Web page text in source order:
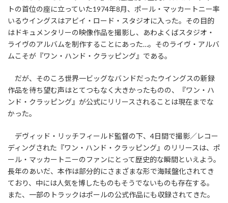
トの首位の座に立っていた1974年8月、ポール・マッカートニー率
いるウイングスはアビイ・ロード・スタジオに入った。その目的
はドキュメンタリーの映像作品を撮影し、あわよくばスタジオ・
ライヴのアルバムを制作することにあった…。そのライヴ・アルバ
ムこそが『ワン・ハンド・クラッピング』である。
だが、そのころ世界一ビッグなバンドだったウイングスの新録
作品を待ち望む声はとてつもなく大きかったものの、『ワン・ハ
ンド・クラッピング』が公式にリリースされることは現在までな
かった。
デヴィッド・リッチフィールド監督の下、4日間で撮影／レコー
ディングされた『ワン・ハンド・クラッピング』のリリースは、ポ
ール・マッカートニーのファンにとって歴史的な瞬間といえよう。
長年のあいだ、本作は部分的にさまざまな形で海賊盤化されてき
ており、中には人気を博したものもそうでないものも存在する。
また、一部のトラックはポールの公式作品にも収録されてきた。